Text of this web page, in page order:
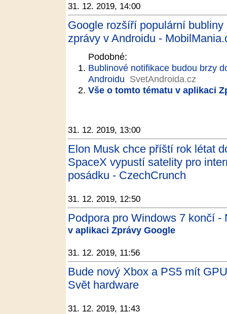
31. 12. 2019, 14:00
Google rozšíří populární
zprávy v Androidu -
Podobné:
Bublinové notifikace budou brzy
Androidu SvetAndroida.cz
Vše o tomto tématu v aplikaci
31. 12. 2019, 13:00
Elon Musk chce příští rok létat
SpaceX vypustí satelity pro
posádku - CzechCrunch
31. 12. 2019, 12:50
Podpora pro Windows 7 končí -
v aplikaci Zprávy Google
31. 12. 2019, 11:56
Bude nový Xbox a PS5 mít
Svět hardware
31. 12. 2019, 11:43